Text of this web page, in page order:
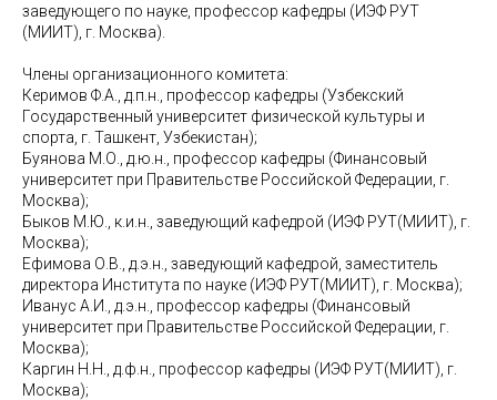
заведующего по науке, профессор кафедры (ИЭФ РУТ
(МИИТ), г. Москва).
Члены организационного комитета:
Керимов Ф.А., д.п.н., профессор кафедры (Узбекский
Государственный университет физической культуры и
спорта, г. Ташкент, Узбекистан);
Буянова М.О., д.ю.н., профессор кафедры (Финансовый
университет при Правительстве Российской Федерации, г.
Москва);
Быков М.Ю., к.и.н., заведующий кафедрой (ИЭФ РУТ(МИИТ), г.
Москва);
Ефимова О.В., д.э.н., заведующий кафедрой, заместитель
директора Института по науке (ИЭФ РУТ(МИИТ), г. Москва);
Иванус А.И., д.э.н., профессор кафедры (Финансовый
университет при Правительстве Российской Федерации, г.
Москва);
Каргин Н.Н., д.ф.н., профессор кафедры (ИЭФ РУТ(МИИТ), г.
Москва);